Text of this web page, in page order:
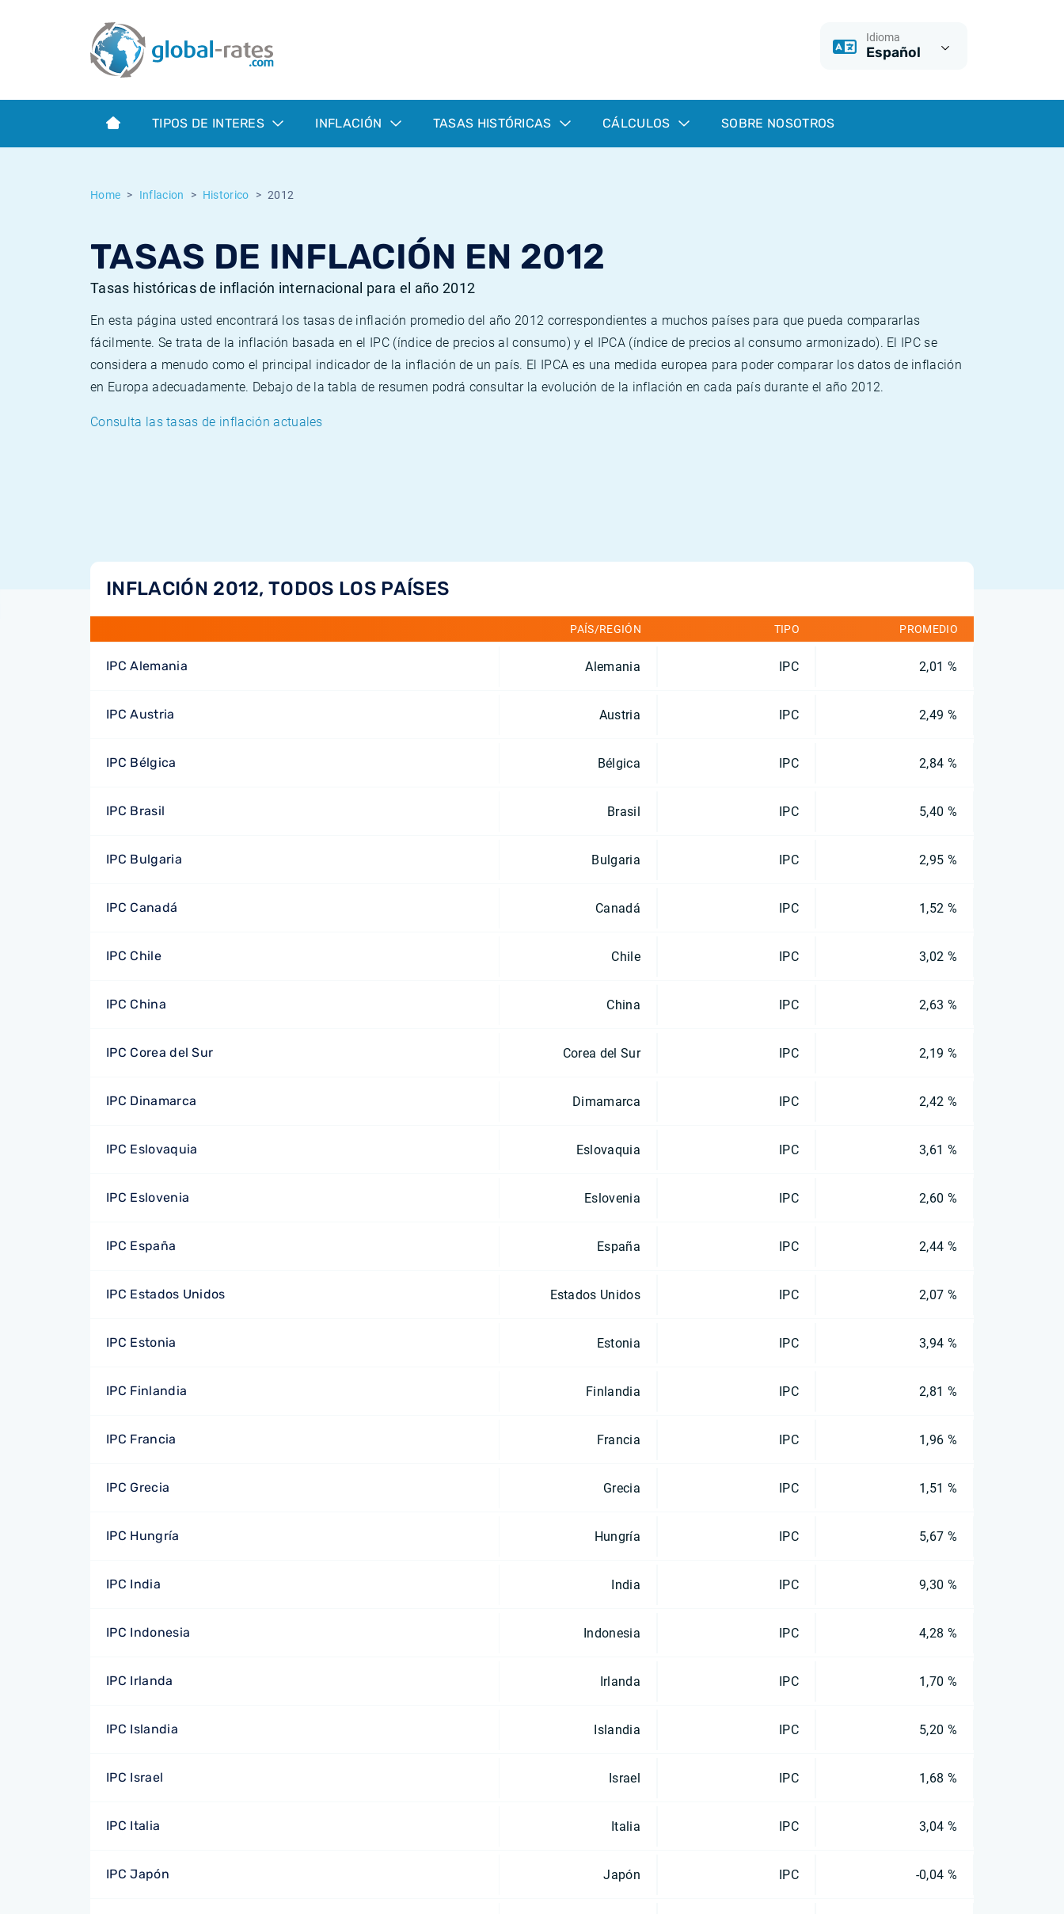
Idioma
Español
TIPOS DE INTERES INFLACIÓN TASAS HISTÓRICAS CÁLCULOS SOBRE NOSOTROS
Home Inflacion Historico 2012
TASAS DE INFLACIÓN EN 2012
Tasas históricas de inflación internacional para el año 2012
En esta página usted encontrará los tasas de inflación promedio del año 2012 correspondientes a muchos países para que pueda compararlas
fácilmente. Se trata de la inflación basada en el IPC (índice de precios al consumo) y el IPCA (índice de precios al consumo armonizado). El IPC se
considera a menudo como el principal indicador de la inflación de un país. El IPCA es una medida europea para poder comparar los datos de inflación
en Europa adecuadamente. Debajo de la tabla de resumen podrá consultar la evolución de la inflación en cada país durante el año 2012.
Consulta las tasas de inflación actuales
INFLACIÓN 2012, TODOS LOS PAÍSES
PAÍS/REGIÓN TIPO PROMEDIO
IPC Alemania Alemania IPC 2,01 %
IPC Austria Austria IPC 2,49 %
IPC Bélgica Bélgica IPC 2,84 %
IPC Brasil Brasil IPC 5,40 %
IPC Bulgaria Bulgaria IPC 2,95 %
IPC Canadá Canadá IPC 1,52 %
IPC Chile Chile IPC 3,02 %
IPC China China IPC 2,63 %
IPC Corea del Sur Corea del Sur IPC 2,19 %
IPC Dinamarca Dimamarca IPC 2,42 %
IPC Eslovaquia Eslovaquia IPC 3,61 %
IPC Eslovenia Eslovenia IPC 2,60 %
IPC España España IPC 2,44 %
IPC Estados Unidos Estados Unidos IPC 2,07 %
IPC Estonia Estonia IPC 3,94 %
IPC Finlandia Finlandia IPC 2,81 %
IPC Francia Francia IPC 1,96 %
IPC Grecia Grecia IPC 1,51 %
IPC Hungría Hungría IPC 5,67 %
IPC India India IPC 9,30 %
IPC Indonesia Indonesia IPC 4,28 %
IPC Irlanda Irlanda IPC 1,70 %
IPC Islandia Islandia IPC 5,20 %
IPC Israel Israel IPC 1,68 %
IPC Italia Italia IPC 3,04 %
IPC Japón Japón IPC -0,04 %
Term SOFR
¿Qué es la inflación IPC?
¿Qué es la inflación IPCA?
Inflación Mexicano - IPC
Euribor - histórico
ESTER - histórico
Calculadora de inflación